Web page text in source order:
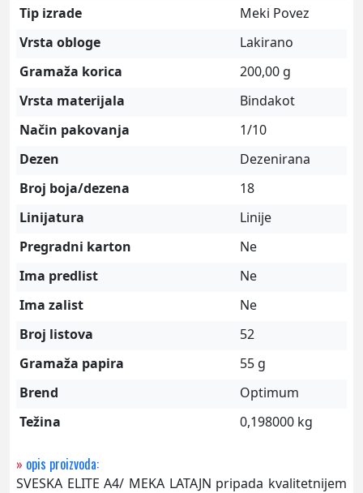
Tip izrade
Meki Povez
Vrsta obloge
Lakirano
Gramaža korica
200,00 g
Vrsta materijala
Bindakot
Način pakovanja
1/10
Dezen
Dezenirana
Broj boja/dezena
18
Linijatura
Linije
Pregradni karton
Ne
Ima predlist
Ne
Ima zalist
Ne
Broj listova
52
Gramaža papira
55 g
Brend
Optimum
Težina
0,198000 kg
» opis proizvoda:
SVESKA ELITE A4/ MEKA LATAJN pripada kvalitetnijem